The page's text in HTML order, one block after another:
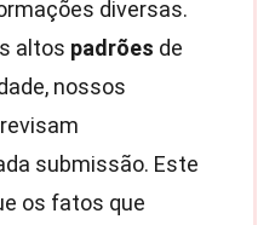
diversas.
altos padrões de
nossos
revisam
submissão. Este
os fatos que